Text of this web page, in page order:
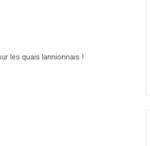
les quais lannionnais !